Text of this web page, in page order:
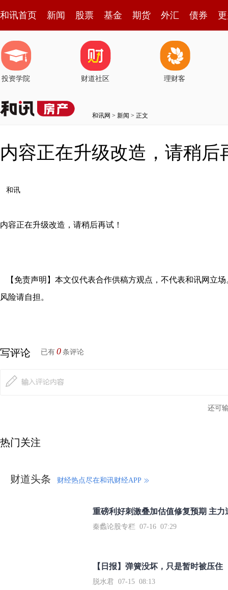
和讯首页 新闻 股票 基金 期货 外汇 债券
投资学院 财道社区 理财客
和讯网 > 新闻 > 正文
内容正在升级改造，请稍后
和讯
内容正在升级改造，请稍后再试！
【免责声明】本文仅代表合作供稿方观点，不代表和讯网立
风险请自担。
写评论 已有 0 条评论
还可
热门关注
财道头条 财经热点尽在和讯财经APP
秦蠡论股专栏 07-16 07:29
【日报】弹簧没坏，只是暂时被压住
脱水君 07-15 08:13